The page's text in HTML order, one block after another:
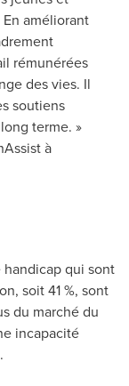
améliorant
rémunérées
des vies. Il
soutiens
terme. »
à
handicap qui sont
soit 41 %, sont
du marché du
incapacité